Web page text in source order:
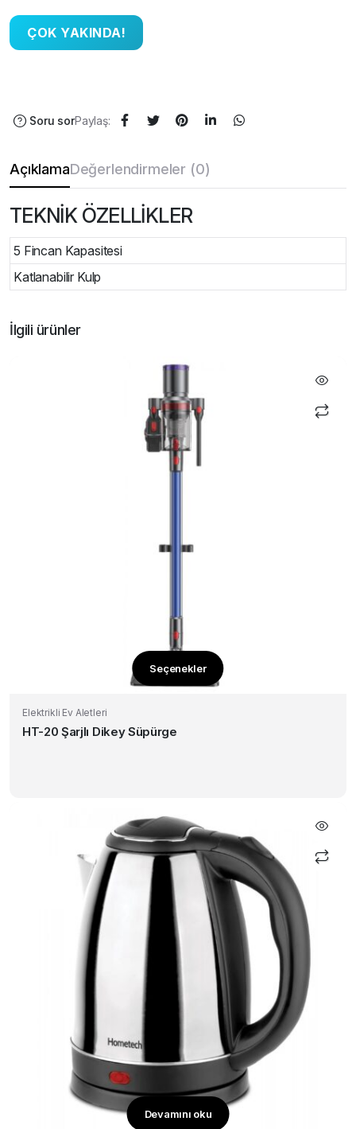
Soru sorPaylaş:
AçıklamaDeğerlendirmeler (0)
TEKNİK ÖZELLİKLER
5 Fincan Kapasitesi
Katlanabilir Kulp
İlgili ürünler
Seçenekler
Bu
fazla
sayfasından
seçilebilir
Elektrikli Ev Aletleri
HT-20 Şarjlı Dikey Süpürge
Devamını oku